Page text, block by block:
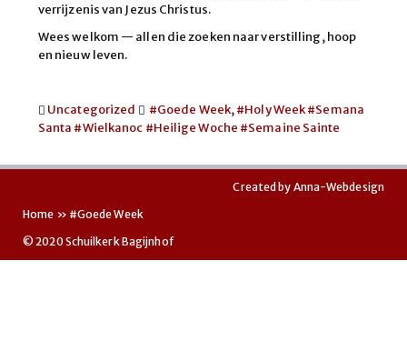
verrijzenis van Jezus Christus.
Wees welkom — allen die zoeken naar verstilling, hoop
en nieuw leven.
Uncategorized #Goede Week,#Holy Week #Semana
Santa #Wielkanoc #Heilige Woche #Semaine Sainte
Home » #Goede Week
© 2020 Schuilkerk Bagijnhof
Created by Anna-Webdesign